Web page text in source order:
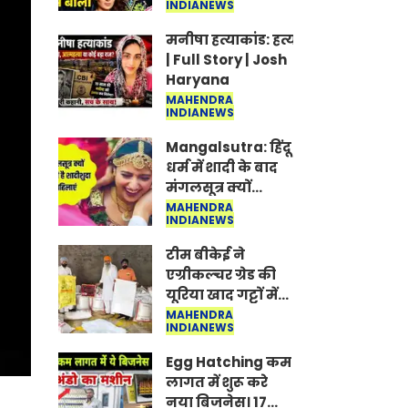
Jantar-Mantar |
CJP protest
INDIANEWS
मनीषा हत्याकांड: हत्या, आत्महत्या या
| Full Story | Josh
Haryana
MAHENDRA
INDIANEWS
Mangalsutra: हिंदू
धर्म में शादी के बाद
मंगलसूत्र क्यों
पहनती है महिलाएं,
किसने शुरु की ये
परंपरा
MAHENDRA
INDIANEWS
टीम बीकेई ने
एग्रीकल्चर ग्रेड की
यूरिया खाद गट्टों में
बदलकर टेक्निकल
ग्रेड में बेचने वालों पर
करवाई कार्रवाई:
लखविंदर सिंह
औलख
MAHENDRA
INDIANEWS
Egg Hatching कम
लागत में शुरू करे
नया बिजनेस। 17